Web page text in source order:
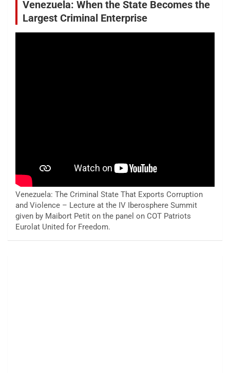
Venezuela: When the State Becomes the
Largest Criminal Enterprise
Venezuela: The Criminal State That Exports Corruption
and Violence – Lecture at the IV Iberosphere Summit
given by Maibort Petit on the panel on COT Patriots
Eurolat United for Freedom.